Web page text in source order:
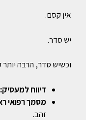
אין קסם.
יש סדר.
וכשיש סדר, הרבה יותר
דיווח למעסיק:
מסמך רפואי
זהב.